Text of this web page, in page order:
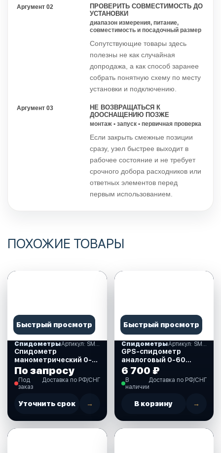
Аргумент 02
ПРОВЕРИТЬ СОВМЕСТИМОСТЬ ДО
УСТАНОВКИ
диапазон измерения, питание,
совместимость и посадочный размер
Сопутствующие товары здесь
полезны не как случайная
допродажа, а как способ заранее
собрать понятную схему по месту
установки и подключению.
Аргумент 03
НЕ ВОЗВРАЩАТЬСЯ К
ДООСНАЩЕНИЮ ПОЗЖЕ
монтаж • запуск • первичная проверка
Если закрыть смежные позиции
сразу, узел быстрее выходит в
рабочее состояние и не требует
срочного добора расходников или
ответных элементов перед
первым использованием.
ПОХОЖИЕ ТОВАРЫ
Быстрый просмотр
Спидометры Артикул: SMAM00055WSMR
Спидометр
манометрический 0-
55 MPH, белый д. 85 мм
Marine Rocket.
(SMAM00055WSMR)
По запросу
Под
заказ
Доставка по РФ/СНГ
Уточнить срок →
Быстрый просмотр
Спидометры Артикул: SMAGPS060BSMR
GPS-спидометр
аналоговый 0-60
узлов, черный
(SMAGPS060BSMR)
6 700 ₽
В
наличии
Доставка по РФ/СНГ
В корзину →